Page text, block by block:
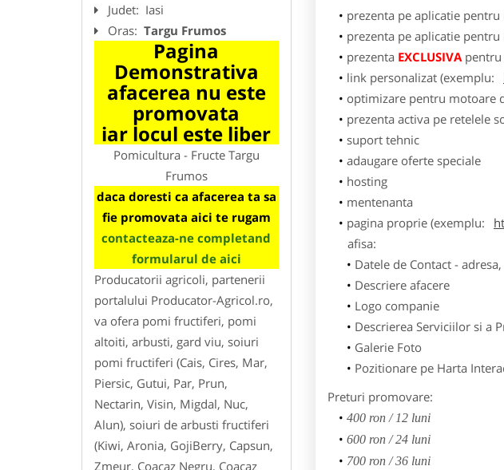
Judet: Iasi
Oras: Targu Frumos
Pagina
Demonstrativa
afacerea nu este
promovata
iar locul este liber
Pomicultura - Fructe Targu
Frumos
daca doresti ca afacerea ta sa
fie promovata aici te rugam
contacteaza-ne completand
formularul de aici
Producatorii agricoli, partenerii
portalului Producator-Agricol.ro,
va ofera pomi fructiferi, pomi
altoiti, arbusti, gard viu, soiuri
pomi fructiferi (Cais, Cires, Mar,
Piersic, Gutui, Par, Prun,
Nectarin, Visin, Migdal, Nuc,
Alun), soiuri de arbusti fructiferi
(Kiwi, Aronia, GojiBerry, Capsun,
Zmeur, Coacaz Negru, Coacaz
prezenta pe aplicatie
prezenta pe aplicatie
prezenta EXCLUSIVApentru
link personalizat (exemplu:
optimizare pentru motoare
prezenta activa pe retelele
suport tehnic
adaugare oferte speciale
hosting
mentenanta
pagina proprie (exemplu:
afisa:
Datele de Contact -
Descriere afacere
Logo companie
Descrierea Serviciilor si a
Galerie Foto
Pozitionare pe Harta
Preturi promovare:
400 ron / 12 luni
600 ron / 24 luni
700 ron / 36 luni